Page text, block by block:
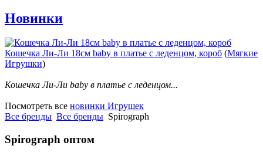
Новинки
Кошечка Ли-Ли 18см baby в платье с леденцом, короб (Мягкие
Игрушки)
Кошечка Ли-Ли baby в платье с леденцом...
Посмотреть все новинки Игрушек
Все бренды Все бренды Spirograph
Spirograph оптом